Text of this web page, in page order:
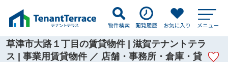
草津市大路１丁目の賃貸物件 | 滋賀テナントテラ
ス | 事業用賃貸物件 ／ 店舗・事務所・倉庫・貸